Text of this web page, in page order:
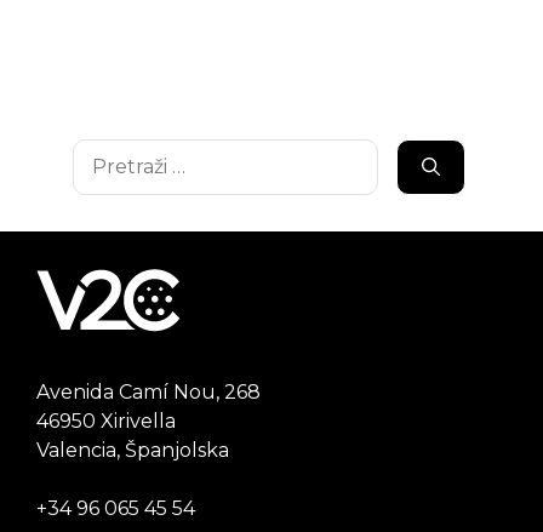
Pretraži:
Avenida Camí Nou, 268
46950 Xirivella
Valencia, Španjolska
+34 96 065 45 54